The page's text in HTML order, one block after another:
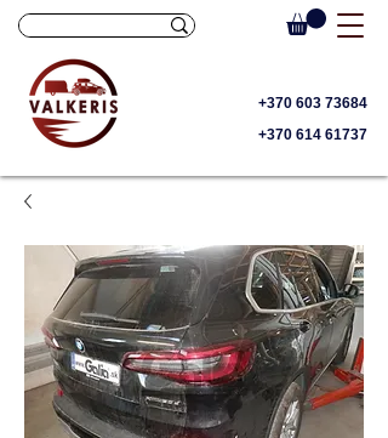
+370 603 73684
+370 614 61737